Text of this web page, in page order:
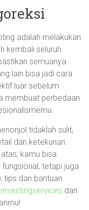
adalah melakukan
kembali seluruh
semuanya
lain bisa jadi cara
luar sebelum
membuat perbedaan
tidaklah sulit,
dan ketekunan.
kamu bisa
tetapi juga
tips dan bantuan
dan